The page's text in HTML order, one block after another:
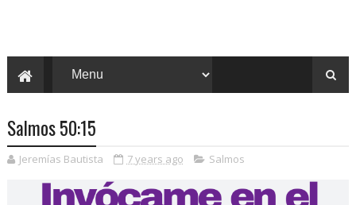
Salmos 50:15
Jeremías Bautista 7 years ago Salmos